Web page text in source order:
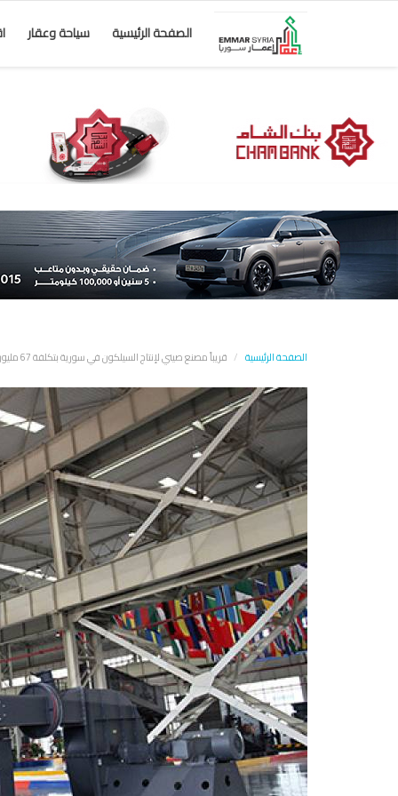
الصفحة الرئيسية سياحة وعقار
الصفحة الرئيسية قريباً مصنع صيني لإنتاج السيلكون في سورية بتكلفة 67 مليون دولار